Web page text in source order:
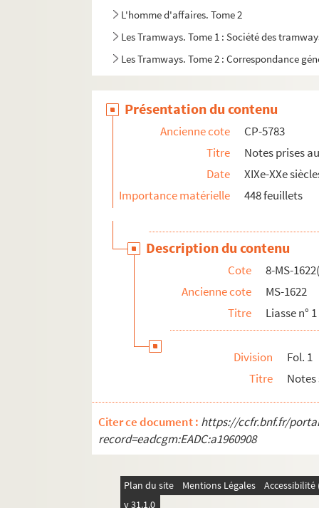
L'homme d'affaires. Tome 2
Les Tramways. Tome 1 : Société des
Les Tramways. Tome 2 : Correspondance
Exposition, tome 2
4-MS-1641. Notes manuscrites, réflexions
4-MS-1642. Demandes de
4-MS-1643. Demandes de
8-MS-1644. Cartes de visite envoyées à Duvand
Présentation du contenu
Ancienne cote
CP-5783
Titre
Notes prises
Date
XIXe-XXe
Importance matérielle
448 feuillets
Description du contenu
Cote
8-MS-
Ancienne cote
MS-1622
Titre
Liasse n°
Division
Fol. 1
Titre
Citer ce document : https://ccfr.bnf.fr/
record=eadcgm:EADC:a1960908
Plan du site Mentions Légales
v 31.1.0